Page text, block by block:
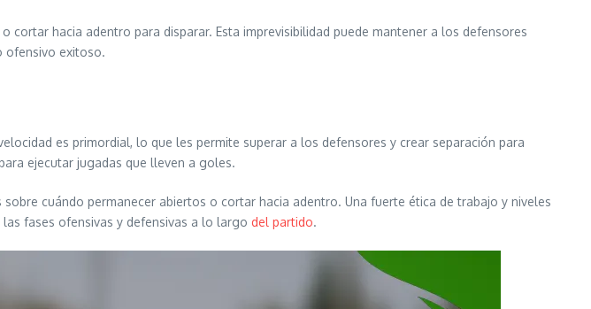
hacia adentro para disparar. Esta imprevisibilidad puede mantener a los defensores
ofensivo exitoso.
es primordial, lo que les permite superar a los defensores y crear separación para
ejecutar jugadas que lleven a goles.
cuándo permanecer abiertos o cortar hacia adentro. Una fuerte ética de trabajo y niveles
fases ofensivas y defensivas a lo largo del partido.